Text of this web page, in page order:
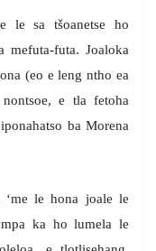
le sa tšoanetse ho
mefuta-futa. Joaloka
(eo e leng ntho ea
e tla fetoha
ba Morena
le hona joale le
ka ho lumela le